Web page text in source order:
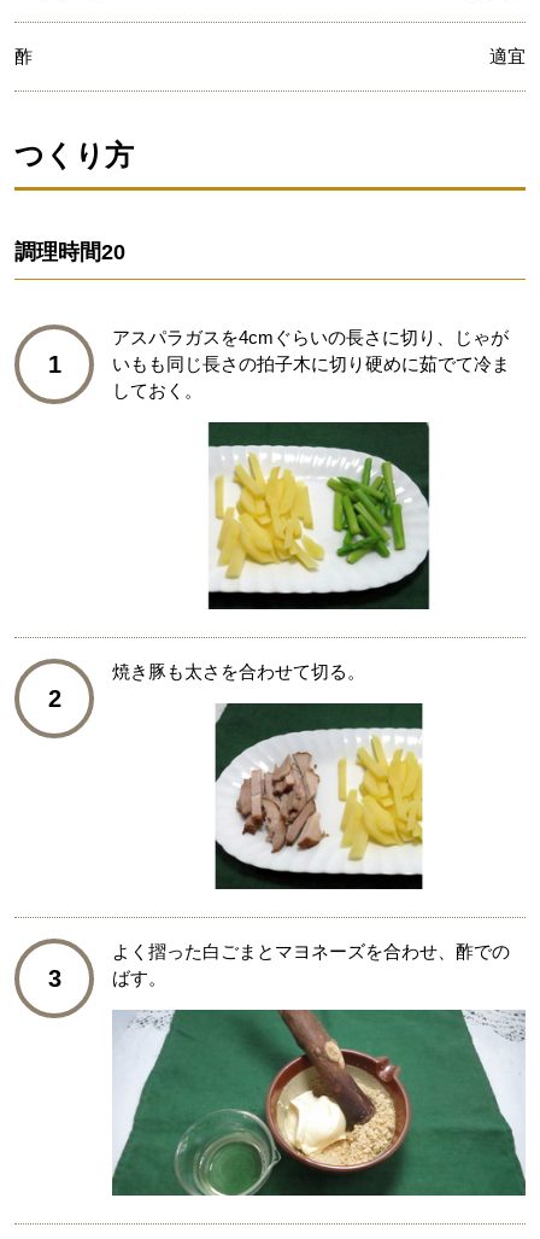
酢 適宜
つくり方
調理時間20
1
アスパラガスを4cmぐらいの長さに切り、じゃが
いもも同じ長さの拍子木に切り硬めに茹でて冷ま
しておく。
2
焼き豚も太さを合わせて切る。
3
よく摺った白ごまとマヨネーズを合わせ、酢での
ばす。